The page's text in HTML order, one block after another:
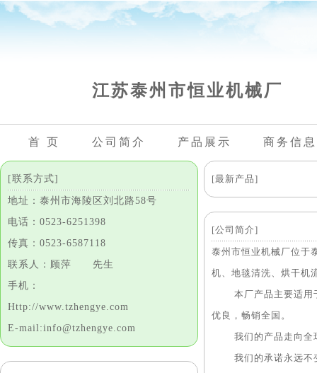
江苏泰州市恒业机械厂
首 页 公司简介 产品展示 商务信息
[联系方式]
地址：泰州市海陵区刘北路58号
电话：0523-6251398
传真：0523-6587118
联系人：顾萍 先生
手机：
Http://www.tzhengye.com
E-mail:info@tzhengye.com
[最新产品]
[公司简介]
泰州市恒业机械厂位于
机、地毯清洗、烘干机
本厂产品主要适用于
优良，畅销全国。
我们的产品走向全
我们的承诺永远不